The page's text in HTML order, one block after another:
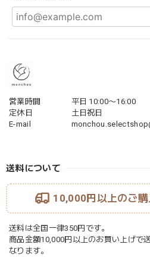
営業時間
平日 10:00〜16:00
定休日
土日祝日
E-mail
送料について
10,000円以上のご購
送料は全国一律350円です。
商品金額10,000円以上のお買い上げで
なります。